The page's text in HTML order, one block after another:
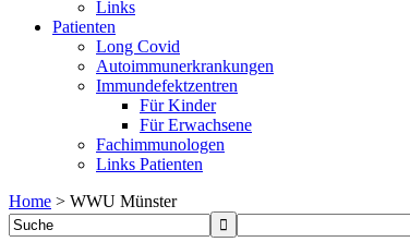
Links
Patienten
Long Covid
Autoimmunerkrankungen
Immundefektzentren
Für Kinder
Für Erwachsene
Fachimmunologen
Links Patienten
Home > WWU Münster